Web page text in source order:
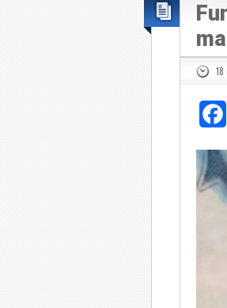
18